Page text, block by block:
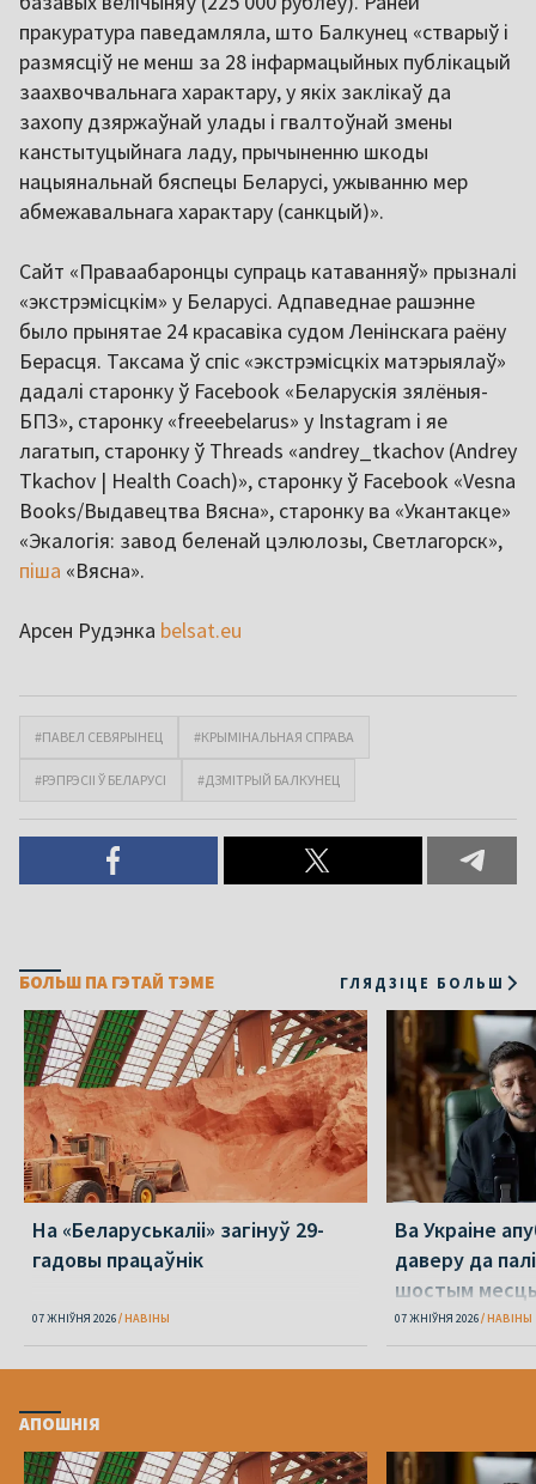
пракуратура паведамляла, што Балкунец «стварыў і
размясціў не менш за 28 інфармацыйных публікацый
заахвочвальнага характару, у якіх заклікаў да
захопу дзяржаўнай улады і гвалтоўнай змены
канстытуцыйнага ладу, прычыненню шкоды
нацыянальнай бяспецы Беларусі, ужыванню мер
абмежавальнага характару (санкцый)».
Сайт «Праваабаронцы супраць катаванняў» прызналі
«экстрэмісцкім» у Беларусі. Адпаведнае рашэнне
было прынятае 24 красавіка судом Ленінскага раёну
Берасця. Таксама ў спіс «экстрэмісцкіх матэрыялаў»
дадалі старонку ў Facebook «Беларускiя зялёныя-
БПЗ», старонку «freeebelarus» у Instagram і яе
лагатып, старонку ў Threads «andrey_tkachov (Andrey
Tkachov | Health Coach)», старонку ў Facebook «Vesna
Books/Выдавецтва Вясна», старонку ва «Укантакце»
«Экалогія: завод беленай цэлюлозы, Светлагорск»,
піша «Вясна».
Арсен Рудэнка belsat.eu
#ПАВЕЛ СЕВЯРЫНЕЦ #КРЫМІНАЛЬНАЯ СПРАВА
#РЭПРЭСІІ Ў БЕЛАРУСІ #ДЗМІТРЫЙ БАЛКУНЕЦ
БОЛЬШ ПА ГЭТАЙ ТЭМЕ ГЛЯДЗІЦЕ БОЛЬШ
На «Беларуськаліі» загінуў 29-
гадовы працаўнік
07 ЖНІЎНЯ 2026 НАВІНЫ
Ва Украіне
даверу да
шостым
07 ЖНІЎНЯ 2026 НАВІНЫ
АПОШНІЯ